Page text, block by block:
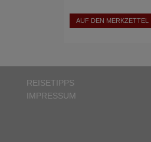
AUF DEN MERKZETTEL
REISETIPPS
IMPRESSUM